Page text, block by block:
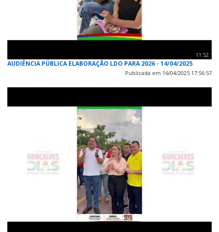
11:52
AUDIÊNCIA PÚBLICA ELABORAÇÃO LDO PARA 2026 - 14/04/2025
Publicada em 16/04/2025 17:56:57